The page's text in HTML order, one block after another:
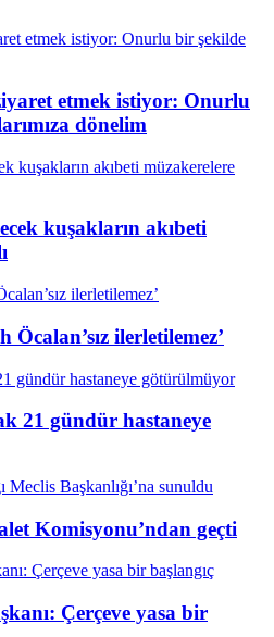
ziyaret etmek istiyor: Onurlu
dönelim
kuşakların akıbeti
Öcalan’sız ilerletilemez’
21 gündür hastaneye
Komisyonu’ndan geçti
Çerçeve yasa bir